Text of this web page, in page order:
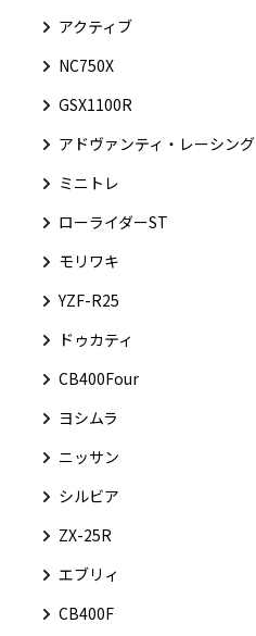
アクティブ
NC750X
GSX1100R
アドヴァンティ・レーシング
ミニトレ
ローライダーST
モリワキ
YZF-R25
ドゥカティ
CB400Four
ヨシムラ
ニッサン
シルビア
ZX-25R
エブリィ
CB400F